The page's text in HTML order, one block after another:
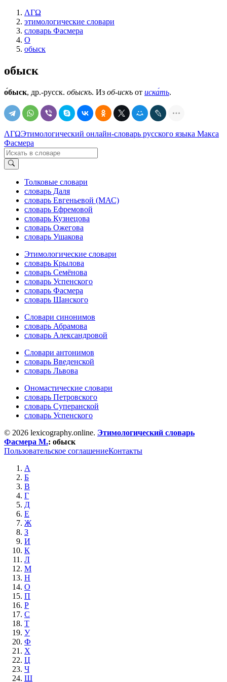
ΛΓΩ
этимологические словари
словарь Фасмера
О
обыск
обыск
о́быск, др.-русск. обыскъ. Из об-искъ от иска́ть.
ΛΓΩЭтимологический онлайн-словарь русского языка Макса
Фасмера
Толковые словари
словарь Даля
словарь Евгеньевой (МАС)
словарь Ефремовой
словарь Кузнецова
словарь Ожегова
словарь Ушакова
Этимологические словари
словарь Крылова
словарь Семёнова
словарь Успенского
словарь Фасмера
словарь Шанского
Словари синонимов
словарь Абрамова
словарь Александровой
Словари антонимов
словарь Введенской
словарь Львова
Ономастические словари
словарь Петровского
словарь Суперанской
словарь Успенского
© 2026 lexicography.online. Этимологический словарь
Фасмера М.: обыск
Пользовательское соглашениеКонтакты
А
Б
В
Г
Д
Е
Ж
З
И
К
Л
М
Н
О
П
Р
С
Т
У
Ф
Х
Ц
Ч
Ш